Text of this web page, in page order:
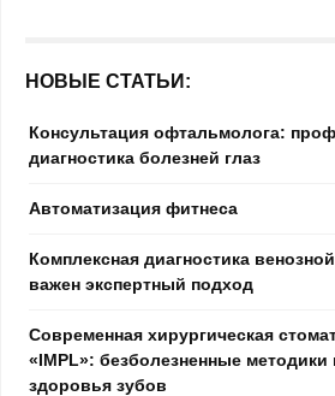
НОВЫЕ СТАТЬИ:
Консультация офтальмолога:
диагностика болезней глаз
Автоматизация фитнеса
Комплексная диагностика
важен экспертный подход
Современная хирургическая
«IMPL»: безболезненные методики
здоровья зубов